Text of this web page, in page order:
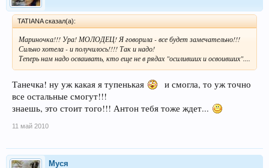
TATIANA сказал(а):
Мариночка!!! Ура! МОЛОДЕЦ! Я говорила - все будет замечательно!!!
Сильно хотела - и получилось!!!! Так и надо!
Теперь нам надо осваивать, кто еще не в рядах "осиливших и освоивших"....
Танечка! ну уж какая я тупенькая
и смогла, то уж точно
все остальные смогут!!!
знаешь, это стоит того!!! Антон тебя тоже ждет...
11 май 2010
Муся